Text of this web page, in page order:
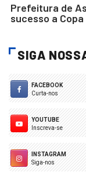
Prefeitura de
sucesso a
SIGA
FACEBOOK
Curta-nos
YOUTUBE
Inscreva-se
INSTAGRAM
Siga-nos